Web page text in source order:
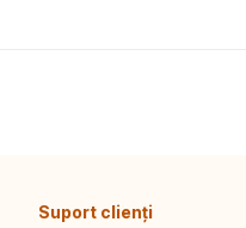
Suport clienți